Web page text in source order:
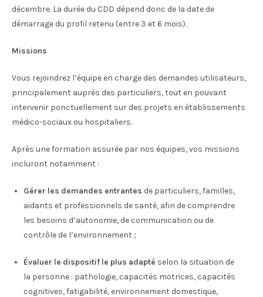
décembre. La durée du CDD dépend donc de la date de
démarrage du profil retenu (entre 3 et 6 mois).
Missions
Vous rejoindrez l’équipe en charge des demandes utilisateurs,
principalement auprès des particuliers, tout en pouvant
intervenir ponctuellement sur des projets en établissements
médico-sociaux ou hospitaliers.
Après une formation assurée par nos équipes, vos missions
incluront notamment :
Gérer les demandes entrantes de particuliers, familles,
aidants et professionnels de santé, afin de comprendre
les besoins d’autonomie, de communication ou de
contrôle de l’environnement ;
Évaluer le dispositif le plus adapté selon la situation de
la personne : pathologie, capacités motrices, capacités
cognitives, fatigabilité, environnement domestique,